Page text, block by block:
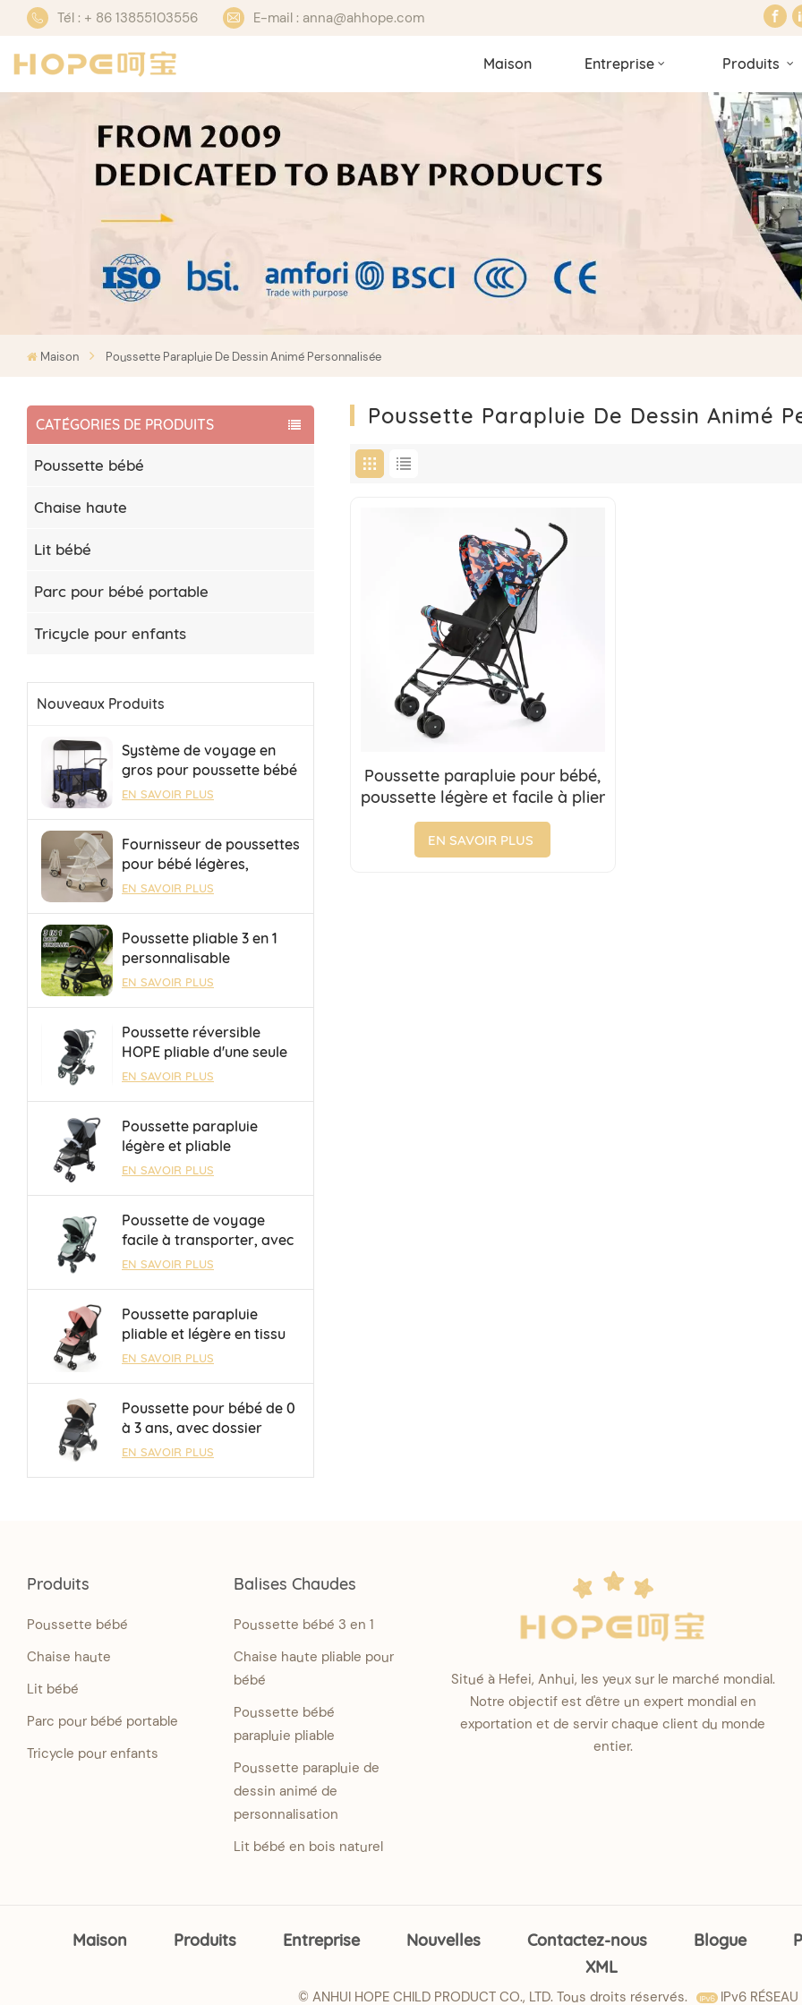
Tél : + 86 13855103556 E-mail : anna@ahhope.com
Maison Entreprise Produits
Maison Poussette Parapluie De Dessin Animé Personnalisée
CATÉGORIES DE PRODUITS
Poussette bébé
Chaise haute
Lit bébé
Parc pour bébé portable
Tricycle pour enfants
Nouveaux Produits
Système de voyage en
gros pour poussette bébé
4 places, poussette de
remorquage.
EN SAVOIR PLUS
Fournisseur de poussettes
pour bébé légères,
pliables et adaptées aux
EN SAVOIR PLUS
Poussette pliable 3 en 1
personnalisable
OEM/ODM avec siège
EN SAVOIR PLUS
Poussette réversible
HOPE pliable d'une seule
main, sûre et durable,
EN SAVOIR PLUS
Poussette parapluie
légère et pliable
OEM/ODM avec frein à
EN SAVOIR PLUS
Poussette de voyage
facile à transporter, avec
barre de sécurité et
OEM/ODM, vente en gros
EN SAVOIR PLUS
Poussette parapluie
pliable et légère en tissu
Oxford 300D avec frein à
EN SAVOIR PLUS
Poussette pour bébé de 0
à 3 ans, avec dossier
réglable mécaniquement
EN SAVOIR PLUS
Poussette Parapluie De Dessin Animé
Poussette parapluie pour bébé,
poussette légère et facile à plier
pour bébés de 6 à 36 mois,
vente du fabricant
EN SAVOIR PLUS
Produits
Poussette bébé
Chaise haute
Lit bébé
Parc pour bébé portable
Tricycle pour enfants
Balises Chaudes
Poussette bébé 3 en 1
Chaise haute pliable pour
bébé
Poussette bébé
parapluie pliable
Poussette parapluie de
dessin animé de
personnalisation
Lit bébé en bois naturel
Situé à Hefei, Anhui, les yeux sur le marché mondial.
Notre objectif est d'être un expert mondial en
exportation et de servir chaque client du monde
entier.
Maison Produits Entreprise Nouvelles Contactez-nous Blogue
XML
© ANHUI HOPE CHILD PRODUCT CO., LTD. Tous droits réservés. IPv6